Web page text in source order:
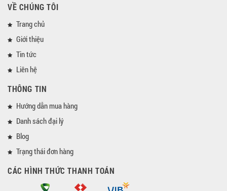
VỀ CHÚNG TÔI
Trang chủ
Giới thiệu
Tin tức
Liên hệ
THÔNG TIN
Hướng dẫn mua hàng
Danh sách đại lý
Blog
Trạng thái đơn hàng
CÁC HÌNH THỨC THANH TOÁN